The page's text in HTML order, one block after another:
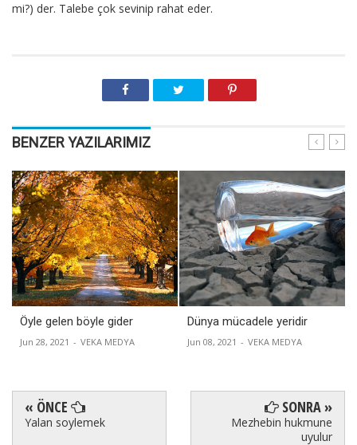
mi?) der. Talebe çok sevinip rahat eder.
BENZER YAZILARIMIZ
Öyle gelen böyle gider
Jun 28, 2021 - VEKA MEDYA
Dünya mücadele yeridir
Jun 08, 2021 - VEKA MEDYA
« ÖNCE
Yalan soylemek
SONRA »
Mezhebin hukmune
uyulur